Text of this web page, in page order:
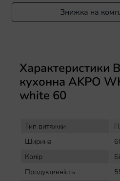
Знижка на
Характеристики
кухонна AKPO
white 60
Тип витяжки
Ширина
Колір
Продуктивність